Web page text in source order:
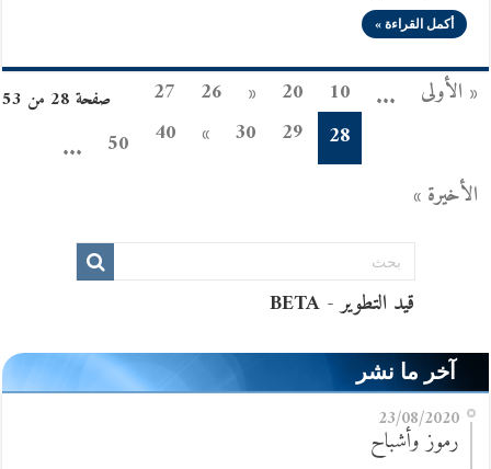
أكمل القراءة »
صفحة 28 من 53 « الأولى ...
10
20
«
26
27
28
29
30
»
40
50
...
الأخيرة »
آخر ما نشر
23/08/2020
رموز وأشباح